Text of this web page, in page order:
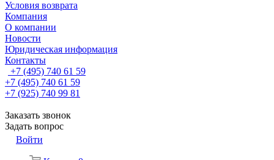
Условия возврата
Компания
О компании
Новости
Юридическая информация
Контакты
+7 (495) 740 61 59
+7 (495) 740 61 59
+7 (925) 740 99 81
Заказать звонок
Задать вопрос
Войти